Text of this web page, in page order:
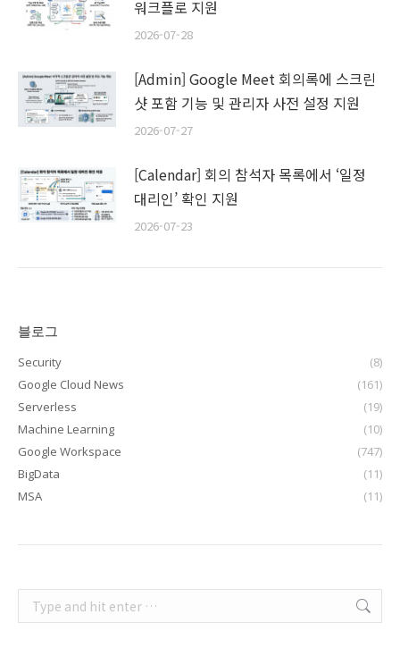
워크플로 지원
2026-07-28
[Admin] Google Meet 회의록에 스크린
샷 포함 기능 및 관리자 사전 설정 지원
2026-07-27
[Calendar] 회의 참석자 목록에서 ‘일정
대리인’ 확인 지원
2026-07-23
블로그
Security
(8)
Google Cloud News
(161)
Serverless
(19)
Machine Learning
(10)
Google Workspace
(747)
BigData
(11)
MSA
(11)